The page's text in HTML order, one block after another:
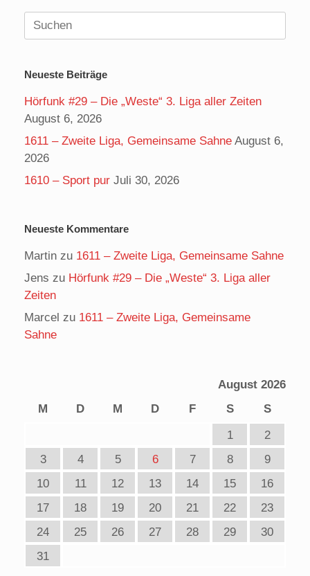
Suchen
nach:
Neueste Beiträge
Hörfunk #29 – Die „Weste“ 3. Liga aller Zeiten
August 6, 2026
1611 – Zweite Liga, Gemeinsame Sahne August 6,
2026
1610 – Sport pur Juli 30, 2026
Neueste Kommentare
Martin zu 1611 – Zweite Liga, Gemeinsame Sahne
Jens zu Hörfunk #29 – Die „Weste“ 3. Liga aller
Zeiten
Marcel zu 1611 – Zweite Liga, Gemeinsame
Sahne
August 2026
M
D M D F S
S
1
2
3
4 5 6 7 8
9
10
11 12 13 14 15
16
17
18 19 20 21 22
23
24
25 26 27 28 29
30
31